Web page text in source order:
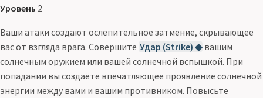
Уровень 2
Ваши атаки создают ослепительное затмение, скрывающее
вас от взгляда врага. Совершите Удар (Strike) ◆ вашим
солнечным оружием или вашей солнечной вспышкой. При
попадании вы создаёте впечатляющее проявление солнечной
энергии между вами и вашим противником. Повысьте